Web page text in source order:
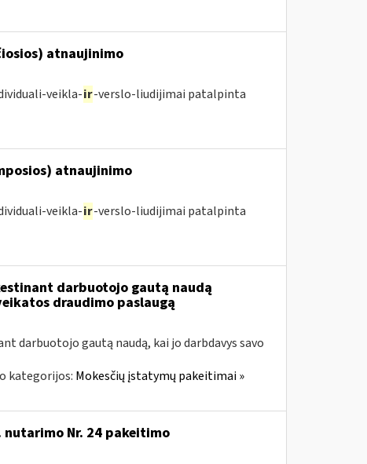
atnaujinimo
veikla-ir-verslo-liudijimai patalpinta
atnaujinimo
veikla-ir-verslo-liudijimai patalpinta
darbuotojo gautą naudą
draudimo paslaugą
darbuotojo gautą naudą, kai jo darbdavys savo
kategorijos: Mokesčių įstatymų pakeitimai »
nutarimo Nr. 24 pakeitimo